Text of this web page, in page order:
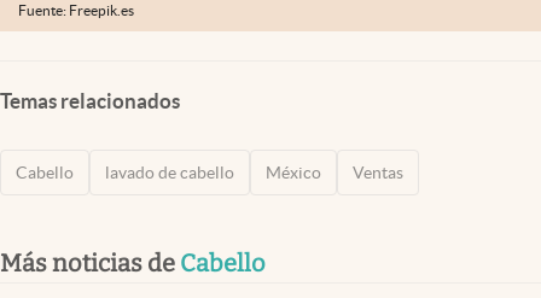
Fuente: Freepik.es
Temas relacionados
Cabello lavado de cabello México Ventas
Más noticias de Cabello